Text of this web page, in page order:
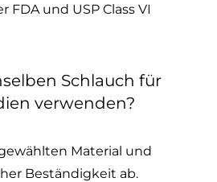
FDA und USP Class VI
Schlauch für
verwenden?
Material und
Beständigkeit ab.